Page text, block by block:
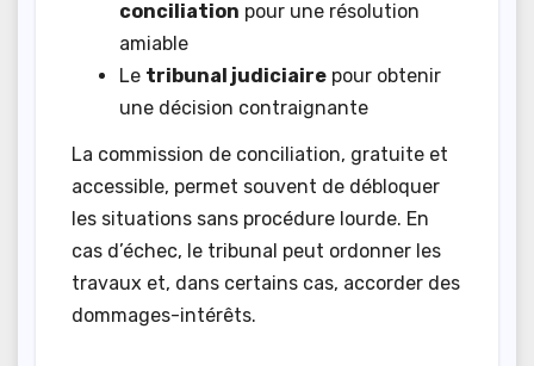
conciliation pour une résolution
amiable
Le tribunal judiciaire pour obtenir
une décision contraignante
La commission de conciliation, gratuite et
accessible, permet souvent de débloquer
les situations sans procédure lourde. En
cas d’échec, le tribunal peut ordonner les
travaux et, dans certains cas, accorder des
dommages-intérêts.